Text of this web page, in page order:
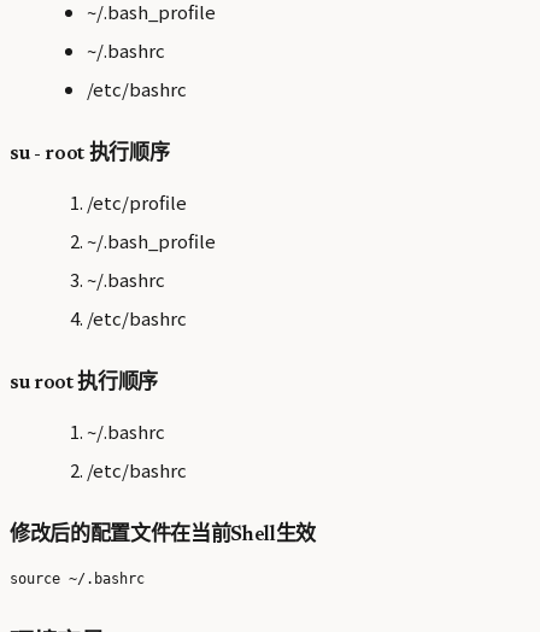
~/.bash_profile
~/.bashrc
/etc/bashrc
su - root 执行顺序
/etc/profile
~/.bash_profile
~/.bashrc
/etc/bashrc
su root 执行顺序
~/.bashrc
/etc/bashrc
修改后的配置文件在当前Shell生效